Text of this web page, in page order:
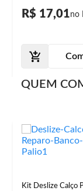
2003 2004 2005
2015 Reparo Banco
R$ 17,01
QUEM
Kit Deslize Calço